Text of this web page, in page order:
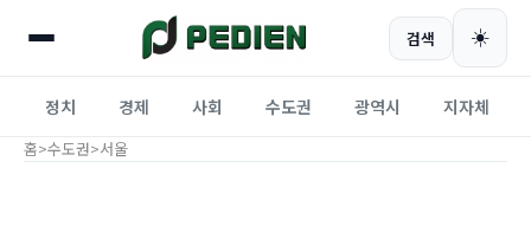
검색 ☀️
정치 경제 사회 수도권 광역시 지자체
홈>수도권>서울